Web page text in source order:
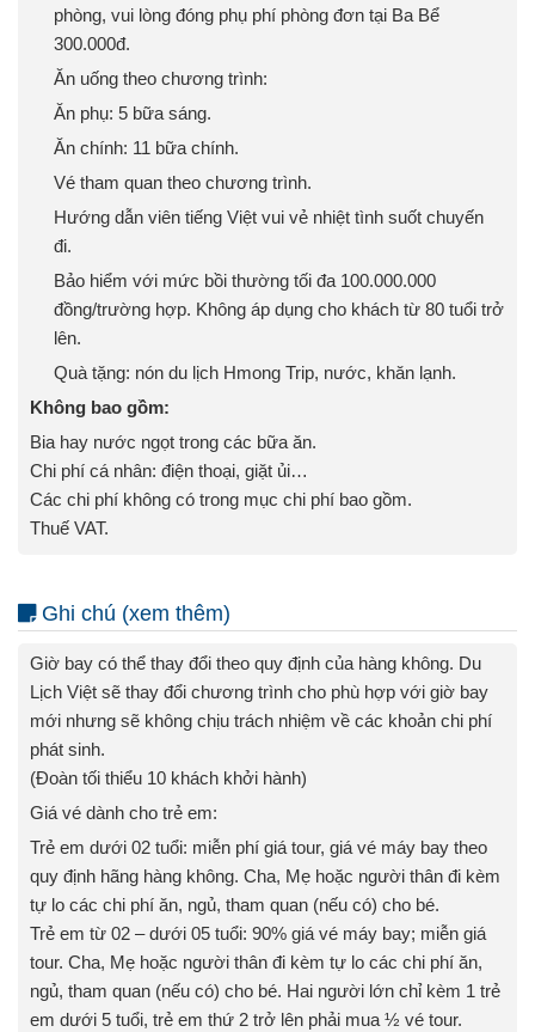
phòng, vui lòng đóng phụ phí phòng đơn tại Ba Bể
300.000đ.
Ăn uống theo chương trình:
Ăn phụ: 5 bữa sáng.
Ăn chính: 11 bữa chính.
Vé tham quan theo chương trình.
Hướng dẫn viên tiếng Việt vui vẻ nhiệt tình suốt chuyến
đi.
Bảo hiểm với mức bồi thường tối đa 100.000.000
đồng/trường hợp. Không áp dụng cho khách từ 80 tuổi trở
lên.
Quà tặng: nón du lịch Hmong Trip, nước, khăn lạnh.
Không bao gồm:
Bia hay nước ngọt trong các bữa ăn.
Chi phí cá nhân: điện thoại, giặt ủi…
Các chi phí không có trong mục chi phí bao gồm.
Thuế VAT.
Ghi chú (xem thêm)
Giờ bay có thể thay đổi theo quy định của hàng không. Du
Lịch Việt sẽ thay đổi chương trình cho phù hợp với giờ bay
mới nhưng sẽ không chịu trách nhiệm về các khoản chi phí
phát sinh.
(Đoàn tối thiểu 10 khách khởi hành)
Giá vé dành cho trẻ em:
Trẻ em dưới 02 tuổi: miễn phí giá tour, giá vé máy bay theo
quy định hãng hàng không. Cha, Mẹ hoặc người thân đi kèm
tự lo các chi phí ăn, ngủ, tham quan (nếu có) cho bé.
Trẻ em từ 02 – dưới 05 tuổi: 90% giá vé máy bay; miễn giá
tour. Cha, Mẹ hoặc người thân đi kèm tự lo các chi phí ăn,
ngủ, tham quan (nếu có) cho bé. Hai người lớn chỉ kèm 1 trẻ
em dưới 5 tuổi, trẻ em thứ 2 trở lên phải mua ½ vé tour.